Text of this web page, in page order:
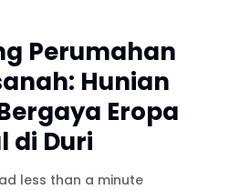
Perumahan
Hunian
Eropa
di Duri
less than a minute